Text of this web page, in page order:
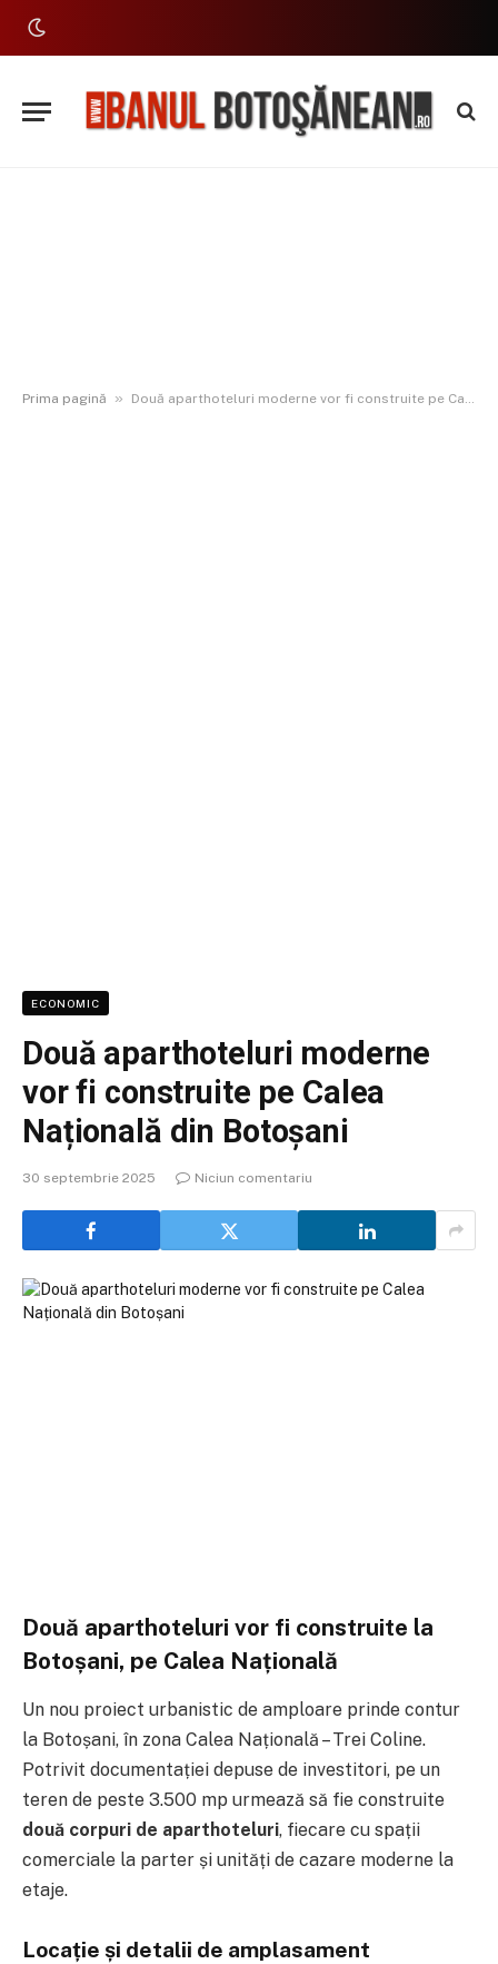
Prima pagină » Două aparthoteluri moderne vor fi construite pe Calea Națională din Botoșani
ECONOMIC
Două aparthoteluri moderne
vor fi construite pe Calea
Națională din Botoșani
30 septembrie 2025 Niciun comentariu
Două aparthoteluri vor fi construite la
Botoșani, pe Calea Națională
Un nou proiect urbanistic de amploare prinde contur
la Botoșani, în zona Calea Națională – Trei Coline.
Potrivit documentației depuse de investitori, pe un
teren de peste 3.500 mp urmează să fie construite
două corpuri de aparthoteluri, fiecare cu spații
comerciale la parter și unități de cazare moderne la
etaje.
Locație și detalii de amplasament